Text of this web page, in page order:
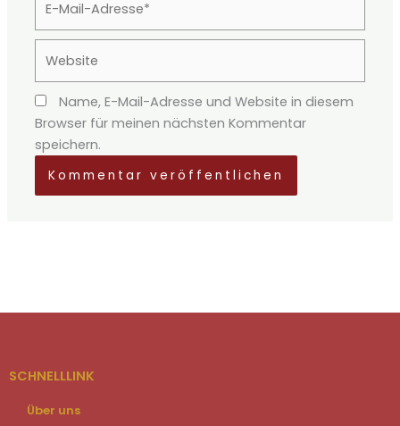
Mail-
Adresse*
Name, E-Mail-Adresse und Website in diesem
Browser für meinen nächsten Kommentar
speichern.
SCHNELLLINK
Über uns